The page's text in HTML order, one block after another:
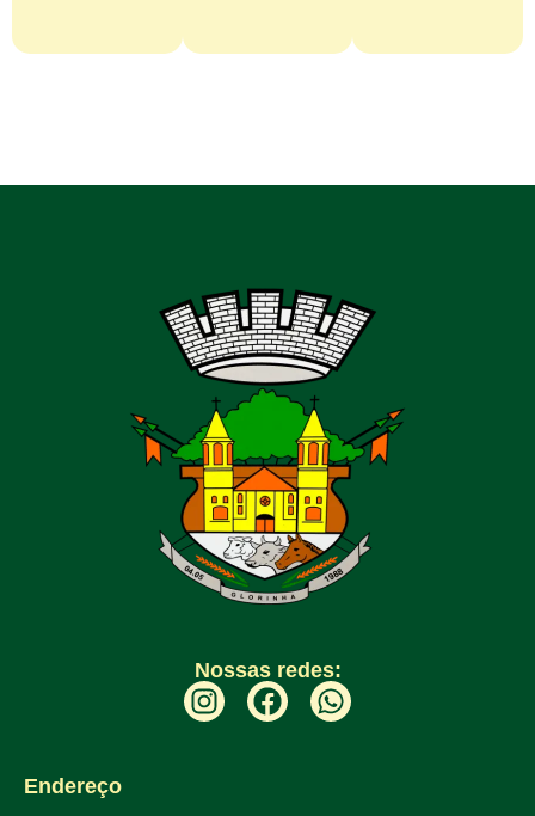
Nossas redes:
Endereço